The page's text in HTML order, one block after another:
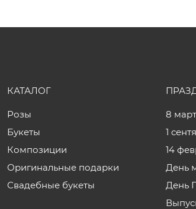
КАТАЛОГ
Розы
Букеты
Композиции
Оригинальные подарки
Свадебные букеты
8
1
14
День
День